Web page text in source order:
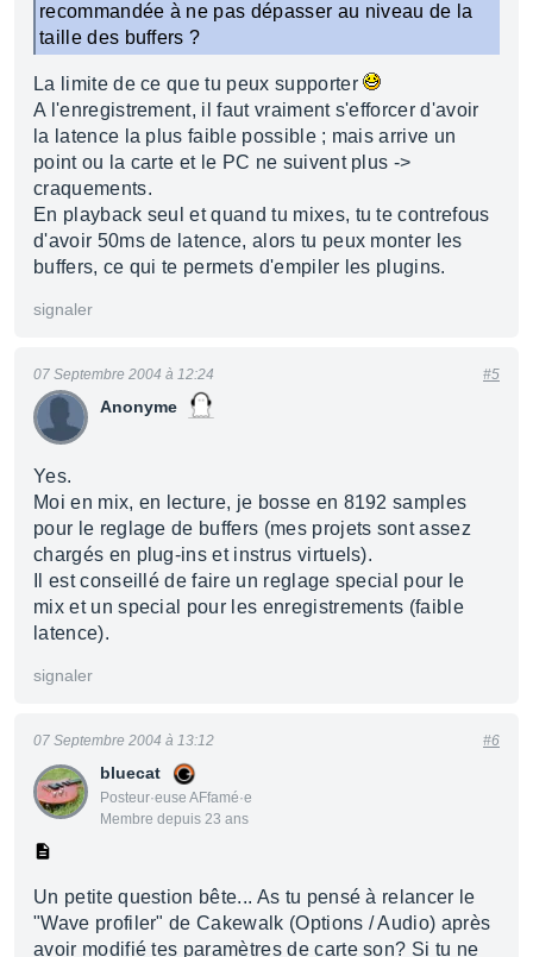
recommandée à ne pas dépasser au niveau de la
taille des buffers ?
La limite de ce que tu peux supporter
A l'enregistrement, il faut vraiment s'efforcer d'avoir
la latence la plus faible possible ; mais arrive un
point ou la carte et le PC ne suivent plus ->
craquements.
En playback seul et quand tu mixes, tu te contrefous
d'avoir 50ms de latence, alors tu peux monter les
buffers, ce qui te permets d'empiler les plugins.
signaler
Anonyme
07 Septembre 2004 à 12:24 #5
Yes.
Moi en mix, en lecture, je bosse en 8192 samples
pour le reglage de buffers (mes projets sont assez
chargés en plug-ins et instrus virtuels).
Il est conseillé de faire un reglage special pour le
mix et un special pour les enregistrements (faible
latence).
signaler
bluecat
Posteur·euse AFfamé·e
Membre depuis 23 ans
07 Septembre 2004 à 13:12 #6
Un petite question bête... As tu pensé à relancer le
"Wave profiler" de Cakewalk (Options / Audio) après
avoir modifié tes paramètres de carte son? Si tu ne